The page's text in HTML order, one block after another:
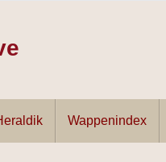
Wappenindex